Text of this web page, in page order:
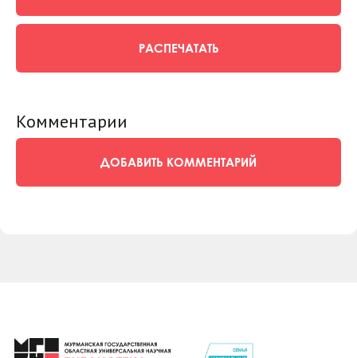
РАСПЕЧАТАТЬ
Комментарии
ДОБАВИТЬ КОММЕНТАРИЙ